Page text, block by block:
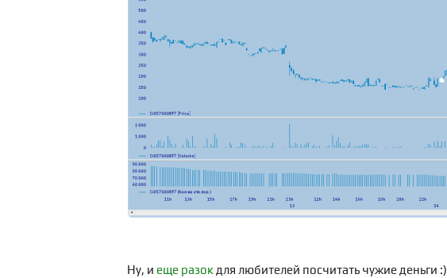
Ну, и еще разокдля любителей посчитать чужие деньги :)